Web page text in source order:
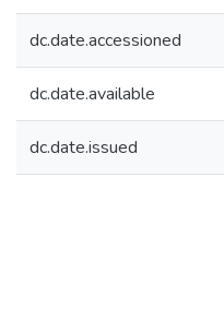
dc.date.accessioned
dc.date.available
dc.date.issued